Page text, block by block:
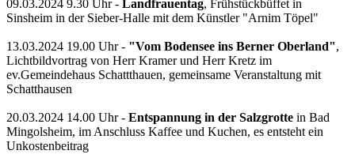
09.03.2024 9.30 Uhr - Landfrauentag, Frühstückbüffet in
Sinsheim in der Sieber-Halle mit dem Künstler "Arnim Töpel"
13.03.2024 19.00 Uhr - "Vom Bodensee ins Berner Oberland",
Lichtbildvortrag von Herr Kramer und Herr Kretz im
ev.Gemeindehaus Schattthauen, gemeinsame Veranstaltung mit
Schatthausen
20.03.2024 14.00 Uhr - Entspannung in der Salzgrotte in Bad
Mingolsheim, im Anschluss Kaffee und Kuchen, es entsteht ein
Unkostenbeitrag